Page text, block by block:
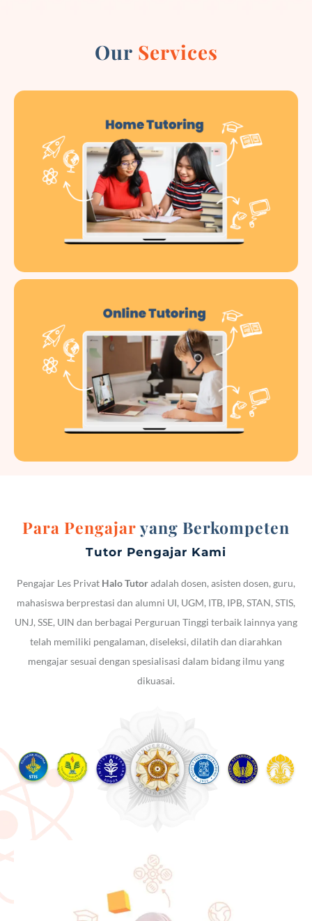
Our Services
Para Pengajaryang Berkompeten
Tutor Pengajar Kami
Pengajar Les Privat Halo Tutoradalah dosen, asisten dosen, guru,
mahasiswa berprestasi dan alumni UI, UGM, ITB, IPB, STAN, STIS,
UNJ, SSE, UIN dan berbagai Perguruan Tinggi terbaik lainnya yang
telah memiliki pengalaman, diseleksi, dilatih dan diarahkan
mengajar sesuai dengan spesialisasi dalam bidang ilmu yang
dikuasai.